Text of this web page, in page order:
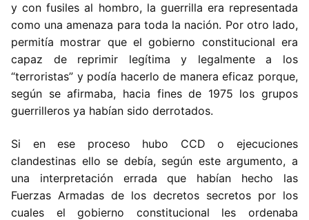
y con fusiles al hombro, la guerrilla era representada
como una amenaza para toda la nación. Por otro lado,
permitía mostrar que el gobierno constitucional era
capaz de reprimir legítima y legalmente a los
“terroristas” y podía hacerlo de manera eficaz porque,
según se afirmaba, hacia fines de 1975 los grupos
guerrilleros ya habían sido derrotados.
Si en ese proceso hubo CCD o ejecuciones
clandestinas ello se debía, según este argumento, a
una interpretación errada que habían hecho las
Fuerzas Armadas de los decretos secretos por los
cuales el gobierno constitucional les ordenaba